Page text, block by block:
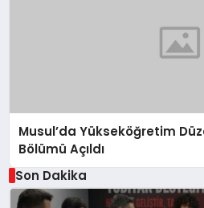
Musul’da Yükseköğretim
Bölümü Açıldı
Son Dakika